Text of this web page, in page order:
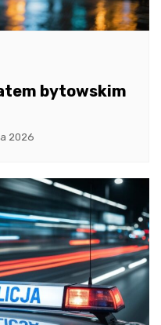
bytowskim
2026